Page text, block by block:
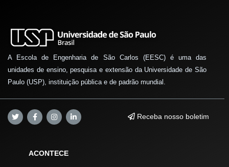
A Escola de Engenharia de São Carlos (EESC) é uma das
unidades de ensino, pesquisa e extensão da Universidade de São
Paulo (USP), instituição pública e de padrão mundial.
Receba nosso boletim
ACONTECE